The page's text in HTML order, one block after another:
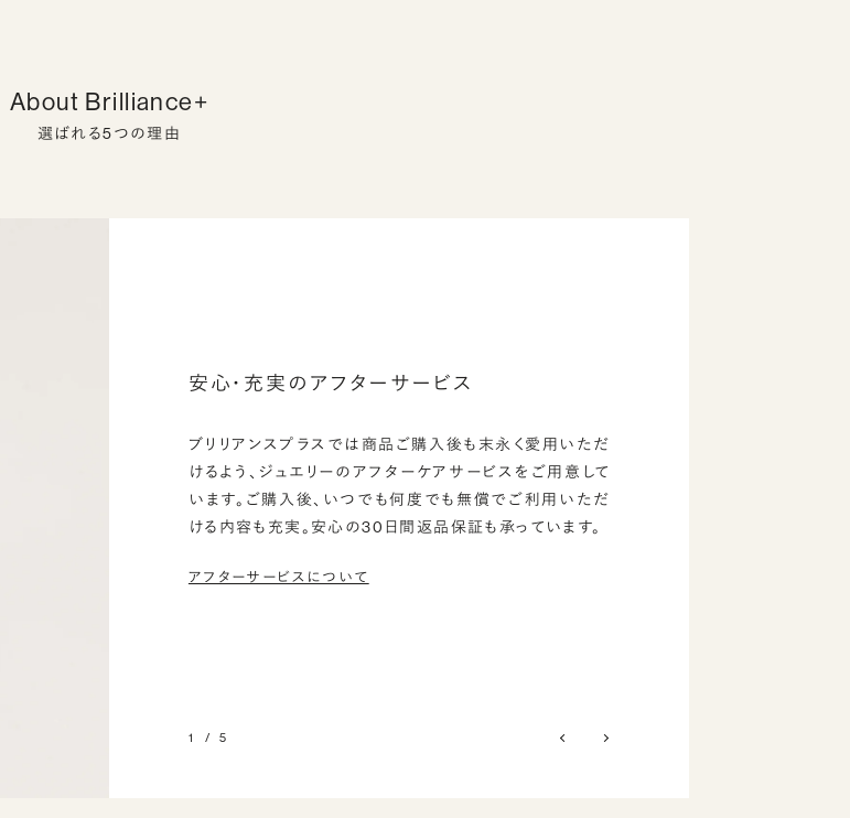
About Brilliance+
選ばれる5つの理由
安心・充実のアフターサービス
ブリリアンスプラスでは商品ご購入後も末永く愛用いただ
けるよう、ジュエリーのアフターケアサービスをご用意して
います。ご購入後、いつでも何度でも無償でご利用いただ
ける内容も充実。安心の30日間返品保証も承っています。
アフターサービスについて
1 / 5